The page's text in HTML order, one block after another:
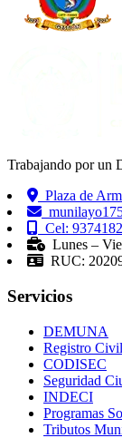
Trabajando por un
Plaza de
Cel:
Lunes –
RUC:
Servicios
DEMUNA
Registro Civil
CODISEC
Seguridad
INDECI
Programas
Tributos